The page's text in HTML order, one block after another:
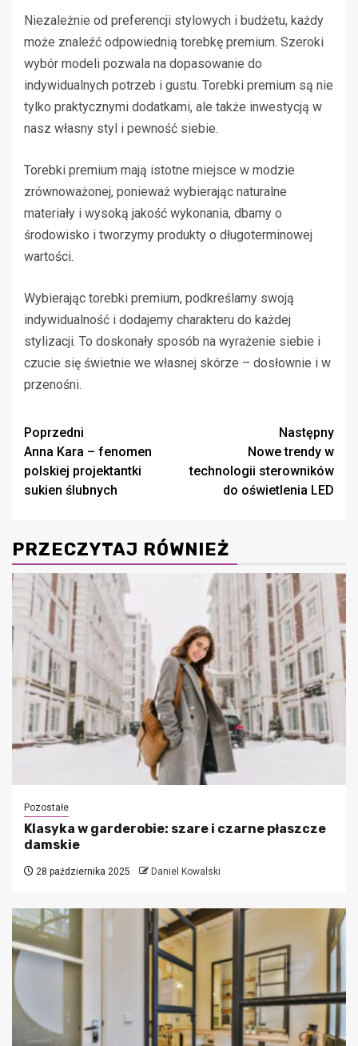
Niezależnie od preferencji stylowych i budżetu, każdy
może znaleźć odpowiednią torebkę premium. Szeroki
wybór modeli pozwala na dopasowanie do
indywidualnych potrzeb i gustu. Torebki premium są nie
tylko praktycznymi dodatkami, ale także inwestycją w
nasz własny styl i pewność siebie.
Torebki premium mają istotne miejsce w modzie
zrównoważonej, ponieważ wybierając naturalne
materiały i wysoką jakość wykonania, dbamy o
środowisko i tworzymy produkty o długoterminowej
wartości.
Wybierając torebki premium, podkreślamy swoją
indywidualność i dodajemy charakteru do każdej
stylizacji. To doskonały sposób na wyrażenie siebie i
czucie się świetnie we własnej skórze – dosłownie i w
przenośni.
Zobacz
wpisy
Poprzedni
Anna Kara – fenomen
polskiej projektantki
sukien ślubnych
Następny
Nowe trendy w
technologii sterowników
do oświetlenia LED
PRZECZYTAJ RÓWNIEŻ
Pozostałe
Klasyka w garderobie: szare i czarne płaszcze
damskie
28 października 2025 Daniel Kowalski